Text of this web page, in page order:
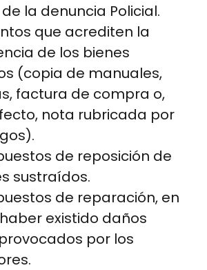
la denuncia Policial.
que acrediten la
de los bienes
(copia de manuales,
factura de compra o,
nota rubricada por
de reposición de
sustraídos.
de reparación, en
existido daños
por los